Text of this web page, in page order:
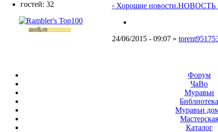
‹ Хорошие новости.НОВОСТЬ
24/06/2015 - 09:07 »
гостей: 32
Форум
ЧаВо
Муравьи
Муравьи
Мастерская
Каталог